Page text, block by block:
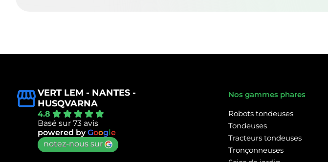
VERT LEM - NANTES -
HUSQVARNA
4.8
Basé sur 73 avis
powered byGoogle
notez-nous sur
Nos gammes phares
Robots tondeuses
Tondeuses
Tracteurs tondeuses
Tronçonneuses